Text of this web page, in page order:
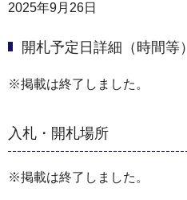
2025年9月26日
開札予定日詳細（時間等）
※掲載は終了しました。
入札・開札場所
※掲載は終了しました。